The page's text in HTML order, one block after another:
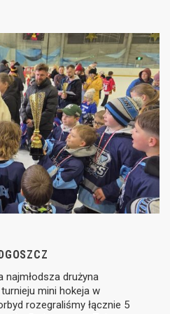
najmłodsza drużyna
mini hokeja w
rozegraliśmy łącznie 5